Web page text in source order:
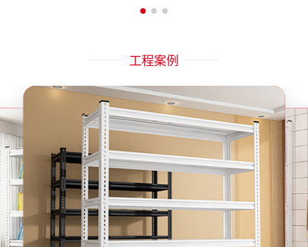
工程案例
物流行业货架展示案例二